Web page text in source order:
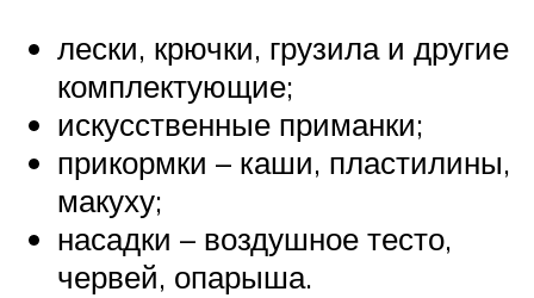
лески, крючки, грузила и другие
комплектующие;
искусственные приманки;
прикормки – каши, пластилины,
макуху;
насадки – воздушное тесто,
червей, опарыша.